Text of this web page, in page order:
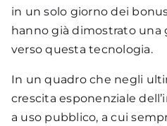
56.992
in un solo giorno dei
hanno già dimostrato una
verso questa tecnologia.
In un quadro che negli
crescita esponenziale
a uso pubblico, a cui